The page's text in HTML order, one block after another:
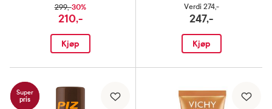
299,-30%
210,-
Kjøp
Verdi 274,-
247,-
Kjøp
Super
pris